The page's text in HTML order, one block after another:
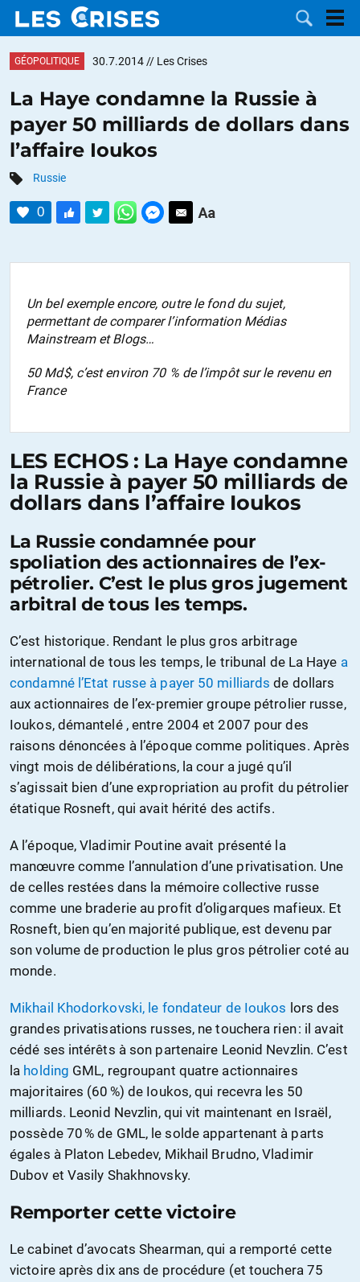
LES
DOSSIERS
CATÉGORIES
MOTS CLÉS
NOUS
CONTACTER
FAIRE UN
GÉOPOLITIQUE 30.7.2014 // Les Crises
La Haye condamne la Russie à
payer 50 milliards de dollars dans
l’affaire Ioukos
Russie
0
Un bel exemple encore, outre le fond du sujet,
permettant de comparer l’information Médias
Mainstream et Blogs…
50 Md$, c’est environ 70 % de l’impôt sur le revenu en
France
LES ECHOS : La Haye condamne
la Russie à payer 50 milliards de
dollars dans l’affaire Ioukos
La Russie condamnée pour
spoliation des actionnaires de l’ex-
pétrolier. C’est le plus gros jugement
arbitral de tous les temps.
C’est historique. Rendant le plus gros arbitrage
international de tous les temps, le tribunal de La Haye a
condamné l’Etat russe à payer 50 milliards de dollars
aux actionnaires de l’ex-premier groupe pétrolier russe,
Ioukos, démantelé , entre 2004 et 2007 pour des
raisons dénoncées à l’époque comme politiques. Après
vingt mois de délibérations, la cour a jugé qu’il
s’agissait bien d’une expropriation au profit du pétrolier
étatique Rosneft, qui avait hérité des actifs.
A l’époque, Vladimir Poutine avait présenté la
manœuvre comme l’annulation d’une privatisation. Une
de celles restées dans la mémoire collective russe
comme une braderie au profit d’oligarques mafieux. Et
Rosneft, bien qu’en majorité publique, est devenu par
son volume de production le plus gros pétrolier coté au
monde.
Mikhail Khodorkovski, le fondateur de Ioukos lors des
grandes privatisations russes, ne touchera rien : il avait
cédé ses intérêts à son partenaire Leonid Nevzlin. C’est
la holding GML, regroupant quatre actionnaires
majoritaires (60 %) de Ioukos, qui recevra les 50
milliards. Leonid Nevzlin, qui vit maintenant en Israël,
possède 70 % de GML, le solde appartenant à parts
égales à Platon Lebedev, Mikhail Brudno, Vladimir
Dubov et Vasily Shakhnovsky.
Remporter cette victoire
Le cabinet d’avocats Shearman, qui a remporté cette
victoire après dix ans de procédure (et touchera 75